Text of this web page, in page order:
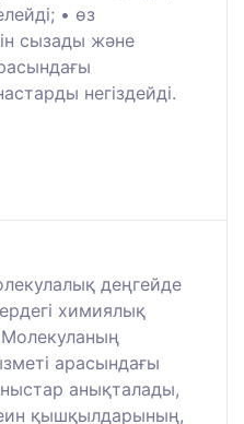
• өз
сызады және
негіздейді.
деңгейде
химиялық
Молекуланың
арасындағы
анықталады,
қышқылдарының,